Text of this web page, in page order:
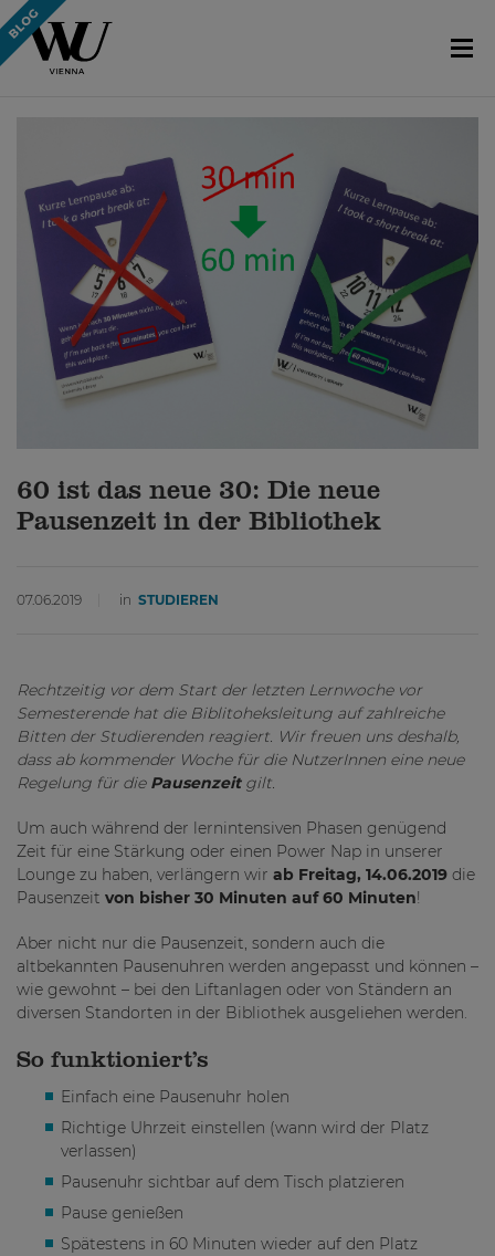
60 ist das neue 30: Die neue
Pausenzeit in der Bibliothek
07.06.2019 in STUDIEREN
Rechtzeitig vor dem Start der letzten Lernwoche vor
Semesterende hat die Biblitoheksleitung auf zahlreiche
Bitten der Studierenden reagiert. Wir freuen uns deshalb,
dass ab kommender Woche für die NutzerInnen eine neue
Regelung für die Pausenzeitgilt.
Um auch während der lernintensiven Phasen genügend
Zeit für eine Stärkung oder einen Power Nap in unserer
Lounge zu haben, verlängern wir ab Freitag, 14.06.2019 die
Pausenzeit von bisher 30 Minuten auf 60 Minuten!
Aber nicht nur die Pausenzeit, sondern auch die
altbekannten Pausenuhren werden angepasst und können –
wie gewohnt – bei den Liftanlagen oder von Ständern an
diversen Standorten in der Bibliothek ausgeliehen werden.
So funktioniert’s
Einfach eine Pausenuhr holen
Richtige Uhrzeit einstellen (wann wird der Platz
verlassen)
Pausenuhr sichtbar auf dem Tisch platzieren
Pause genießen
Spätestens in 60 Minuten wieder auf den Platz